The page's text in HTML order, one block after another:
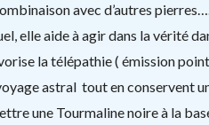
avec d’autres
elle aide à agir dans la vérité
la télépathie ( émission
astral tout en conservent
une Tourmaline noire à la